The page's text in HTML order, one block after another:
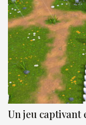
Un jeu captivant